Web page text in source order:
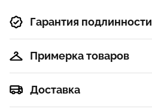
Гарантия подлинности
Примерка товаров
Доставка